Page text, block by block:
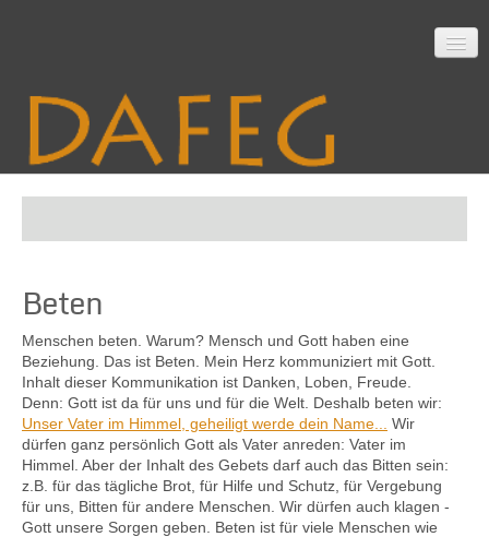
Mitarbeit
Material
Themen
Beten
Menschen beten. Warum? Mensch und Gott haben eine
Beziehung. Das ist Beten. Mein Herz kommuniziert mit Gott.
Inhalt dieser Kommunikation ist Danken, Loben, Freude.
Denn: Gott ist da für uns und für die Welt. Deshalb beten wir:
Unser Vater im Himmel, geheiligt werde dein Name...
Wir
dürfen ganz persönlich Gott als Vater anreden: Vater im
Himmel. Aber der Inhalt des Gebets darf auch das Bitten sein:
z.B. für das tägliche Brot, für Hilfe und Schutz, für Vergebung
für uns, Bitten für andere Menschen. Wir dürfen auch klagen -
Gott unsere Sorgen geben. Beten ist für viele Menschen wie